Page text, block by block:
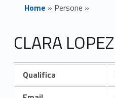
Home » Persone »
CLARA LOPEZ
Qualifica